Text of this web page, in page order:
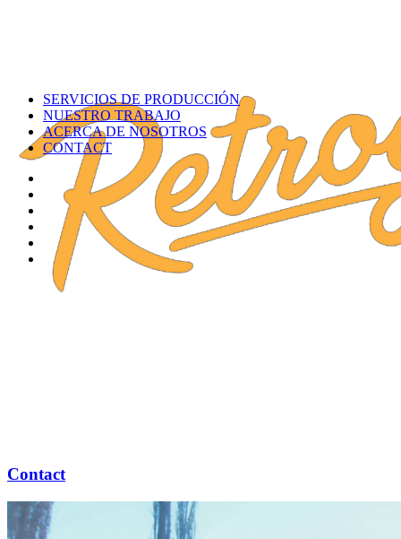
SERVICIOS DE PRODUCCIÓN
NUESTRO TRABAJO
ACERCA DE NOSOTROS
CONTACT
Contact